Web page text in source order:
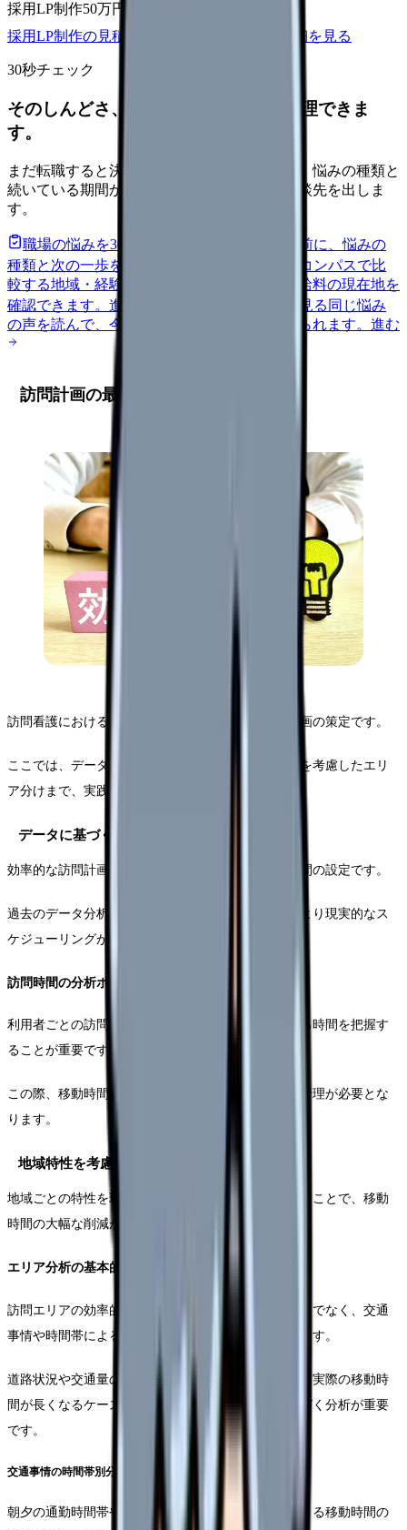
採用LP制作50万円〜
採用LP制作の見積もりを依頼
サービス詳細を見る
30秒チェック
そのしんどさ、転職すべきサインか整理できま
す。
まだ転職すると決めていなくても大丈夫です。悩みの種類と
続いている期間から、次に見るべき記事と相談先を出しま
す。
職場の悩みを30秒で診断
辞めるべきか迷う前に、悩みの
種類と次の一歩を整理します。
給料コンパスで比
較する地域・経験年数・施設形態から、今の給料の現在地を
確認できます。 進む 匿名掲示板で本音を見る 同じ悩み
の声を読んで、今の職場だけの問題か確かめられます。 進む
訪問計画の最適化による効率化
訪問看護における効率化の第一歩は、適切な訪問計画の策定です。
ここでは、データに基づく計画立案から、地域特性を考慮したエリ
ア分けまで、実践的な最適化手法をご紹介します。
データに基づく訪問時間の設定
効率的な訪問計画の基礎となるのが、正確な訪問時間の設定です。
過去のデータ分析と実績に基づく計画立案により、より現実的なス
ケジューリングが可能となります。
訪問時間の分析ポイント
利用者ごとの訪問記録を分析し、実際の訪問に要する時間を把握す
ることが重要です。
この際、移動時間や記録時間も含めた総合的な時間管理が必要とな
ります。
地域特性を考慮したエリア設定
地域ごとの特性を理解し、効率的なエリア設定を行うことで、移動
時間の大幅な削減が可能となります。
エリア分析の基本的な考え方
訪問エリアの効率的な区分けには、地理的な距離だけでなく、交通
事情や時間帯による変動要因も考慮する必要があります。
道路状況や交通量の変化により、直線距離が近くても実際の移動時
間が長くなるケースもあるため、実走行データに基づく分析が重要
です。
交通事情の時間帯別分析
朝夕の通勤時間帯や昼間の混雑状況など、時間帯による移動時間の